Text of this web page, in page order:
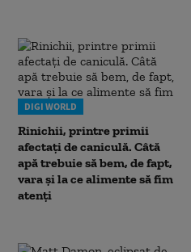
DIGI WORLD
Rinichii, printre primii
afectați de caniculă. Câtă
apă trebuie să bem, de fapt,
vara și la ce alimente să fim
atenți